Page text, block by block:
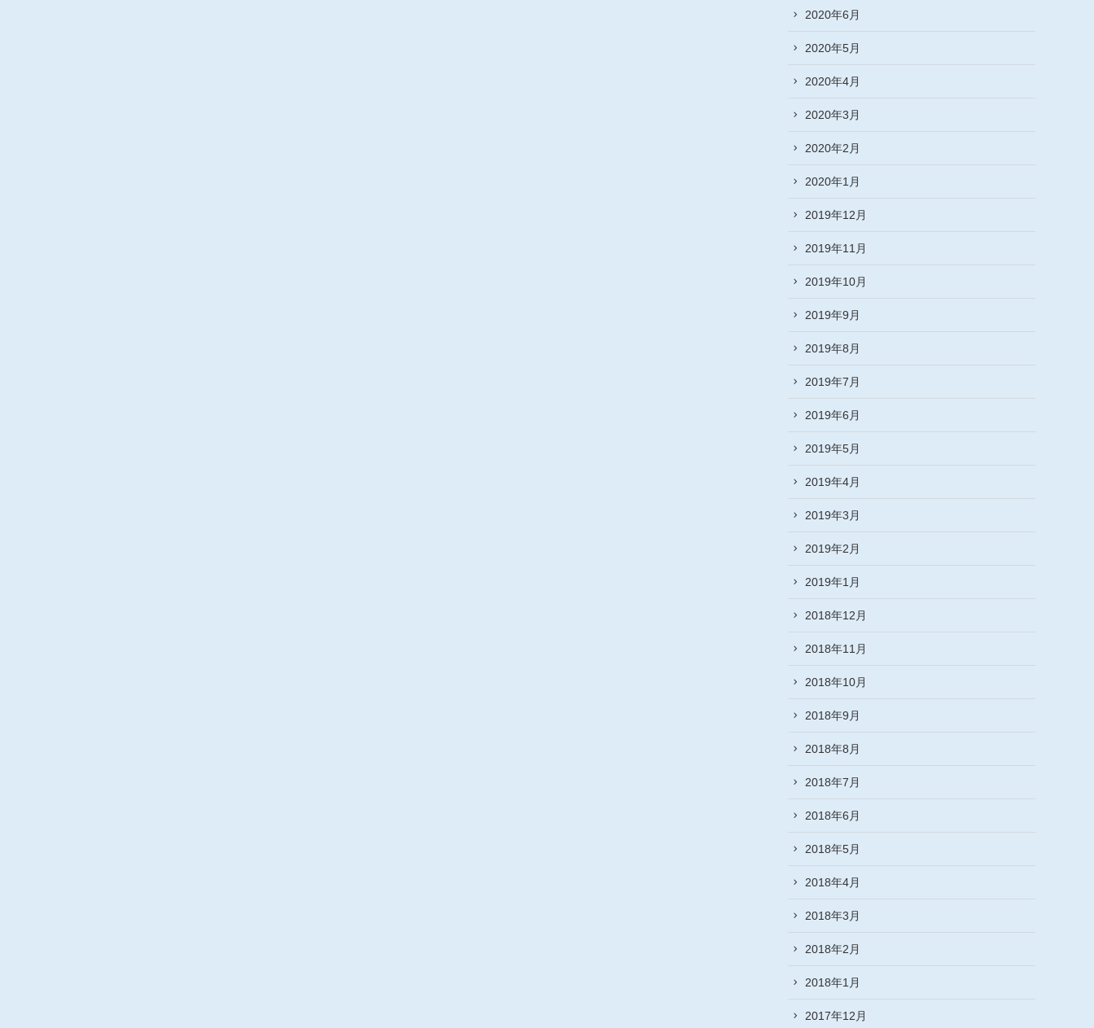
2020年6月
2020年5月
2020年4月
2020年3月
2020年2月
2020年1月
2019年12月
2019年11月
2019年10月
2019年9月
2019年8月
2019年7月
2019年6月
2019年5月
2019年4月
2019年3月
2019年2月
2019年1月
2018年12月
2018年11月
2018年10月
2018年9月
2018年8月
2018年7月
2018年6月
2018年5月
2018年4月
2018年3月
2018年2月
2018年1月
2017年12月